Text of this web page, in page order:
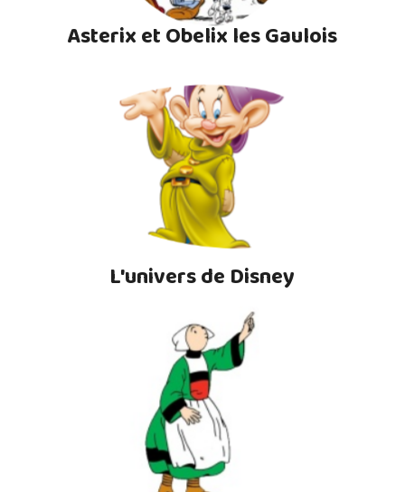
Asterix et Obelix les Gaulois
L'univers de Disney